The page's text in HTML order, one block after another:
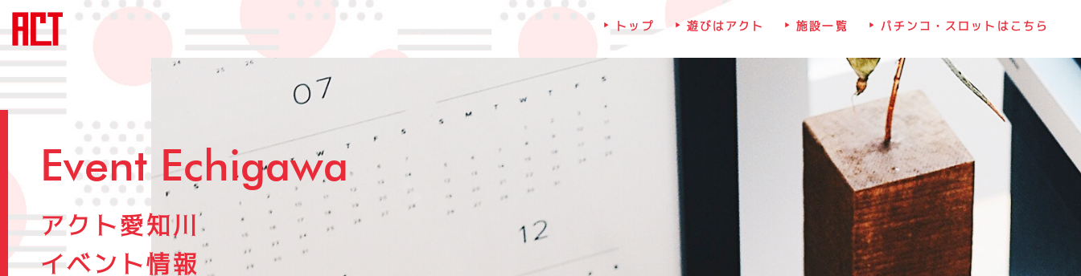
トップ 遊びはアクト 施設一覧 パチンコ・スロットはこちら
Event Echigawa
アクト愛知川
イベント情報